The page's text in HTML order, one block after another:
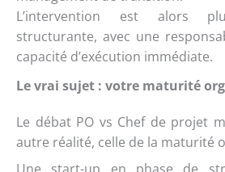
L’intervention est alors
structurante, avec une
capacité d’exécution immédiate.
Le vrai sujet : votre maturité
Le débat PO vs Chef de projet
autre réalité, celle de la maturité